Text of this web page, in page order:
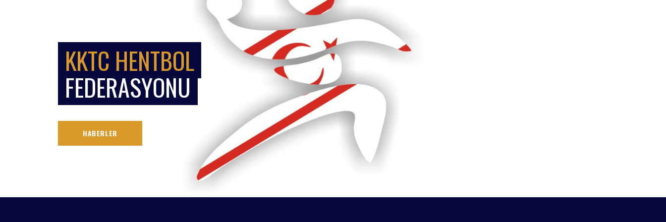
KKTC HENTBOL
FEDERASYONU
HABERLER